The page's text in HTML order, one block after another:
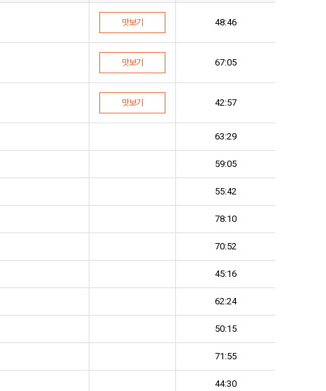
맛보기 48:46
맛보기 67:05
맛보기 42:57
63:29
59:05
55:42
78:10
70:52
45:16
62:24
50:15
71:55
44:30